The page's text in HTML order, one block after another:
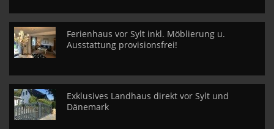
Ferienhaus vor Sylt inkl. Möblierung u.
Ausstattung provisionsfrei!
Exklusives Landhaus direkt vor Sylt und
Dänemark